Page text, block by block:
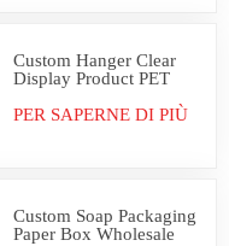
Custom Hanger Clear
Display Product PET
PER SAPERNE DI PIÙ
Custom Soap Packaging
Paper Box Wholesale